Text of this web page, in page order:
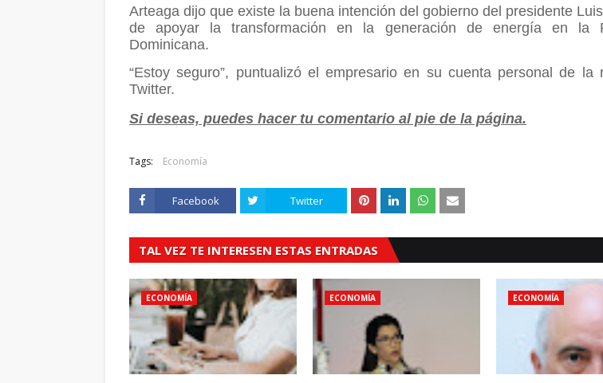
Arteaga dijo que existe la buena intención del gobierno del presidente
de apoyar la transformación en la generación de energía en la
Dominicana.
“Estoy seguro”, puntualizó el empresario en su cuenta personal de la
Twitter.
Si deseas, puedes hacer tu comentario al pie de la página.
Tags: Economía
Facebook Twitter
TAL VEZ TE INTERESEN ESTAS ENTRADAS
ECONOMÍA ECONOMÍA ECONOMÍA